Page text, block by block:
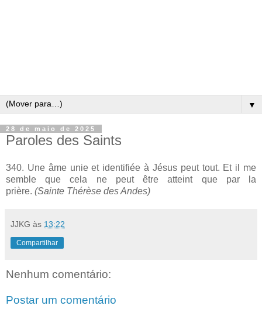
▼
28 de maio de 2025
Paroles des Saints
340. Une âme unie et identifiée à Jésus peut tout. Et il me
semble que cela ne peut être atteint que par la
prière. (Sainte Thérèse des Andes)
JJKG às 13:22
Compartilhar
Nenhum comentário:
Postar um comentário